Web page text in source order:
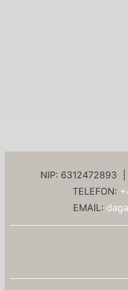
NIP: 6312472893
TELEFON:
EMAIL: